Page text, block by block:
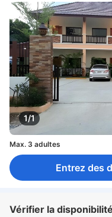
1/1
Max. 3 adultes
Entrez des
Vérifier la